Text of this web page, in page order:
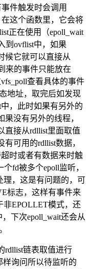
件触发时会调用
这个函数里，它会将
正在使用（epoll_wait
到ovflist中，如果
候它就可以直接从
来的事件只能放在
查看具体的事件
地址，取完后如发现
，此时如果有另外的
果没有另外的线程，
直接从rdllist里面取值
可用的rdllist数据，
时或者有数据来时触
fd被多个epoll监听，
理，这是有问题的，可
标志，这样有事件来
非EPOLLET模式，还
下次epoll_wait还会从
rdllist链表取值进行
样询问所以待监听的